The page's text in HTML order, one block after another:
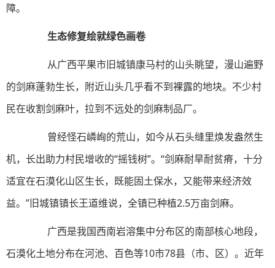
障。
生态修复绘就绿色画卷
从广西平果市旧城镇康马村的山头眺望，漫山遍野
的剑麻蓬勃生长，附近山头几乎看不到裸露的地块。不少村
民在收割剑麻叶，拉到不远处的剑麻制品厂。
曾经怪石嶙峋的荒山，如今从石头缝里焕发盎然生
机，长出助力村民增收的“摇钱树”。“剑麻耐旱耐贫瘠，十分
适宜在石漠化山区生长，既能固土保水，又能带来经济效
益。”旧城镇镇长王道维说，全镇已种植2.5万亩剑麻。
广西是我国西南岩溶集中分布区的南部核心地段，
石漠化土地分布在河池、百色等10市78县（市、区）。近年